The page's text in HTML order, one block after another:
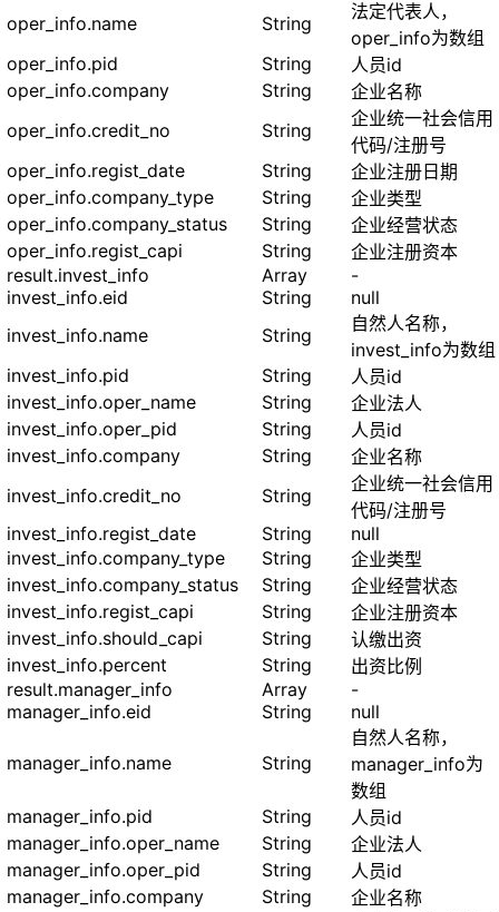
oper_info.name String
法定代表人，
oper_info为数组
oper_info.pid
String
人员id
oper_info.company
String
企业名称
oper_info.credit_no
String
企业统一社会信用
代码/注册号
oper_info.regist_date
String
企业注册日期
oper_info.company_type
String
企业类型
oper_info.company_status
String
企业经营状态
oper_info.regist_capi
String
企业注册资本
result.invest_info
Array
-
invest_info.eid
String
null
invest_info.name
String
自然人名称，
invest_info为数组
invest_info.pid
String
人员id
invest_info.oper_name
String
企业法人
invest_info.oper_pid
String
人员id
invest_info.company
String
企业名称
invest_info.credit_no
String
企业统一社会信用
代码/注册号
invest_info.regist_date
String
null
invest_info.company_type
String
企业类型
invest_info.company_status
String
企业经营状态
invest_info.regist_capi
String
企业注册资本
invest_info.should_capi
String
认缴出资
invest_info.percent
String
出资比例
result.manager_info
Array
-
manager_info.eid
String null
manager_info.name String
自然人名称，
manager_info为
数组
manager_info.pid
String
人员id
manager_info.oper_name
String
企业法人
manager_info.oper_pid
String
人员id
manager_info.company
String
企业名称